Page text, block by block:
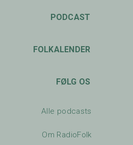
PODCAST
FOLKALENDER
FØLG OS
Alle podcasts
Om RadioFolk